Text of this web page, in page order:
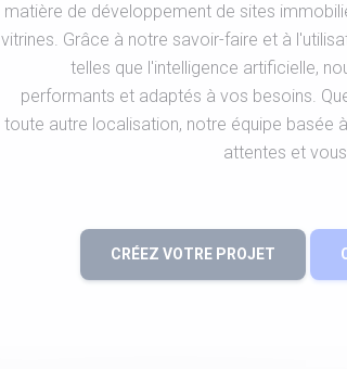
matière de développement de sites
vitrines. Grâce à notre savoir-faire et à
telles que l'intelligence artificielle,
performants et adaptés à vos besoins.
toute autre localisation, notre équipe basée
attentes et
CRÉEZ VOTRE PROJET